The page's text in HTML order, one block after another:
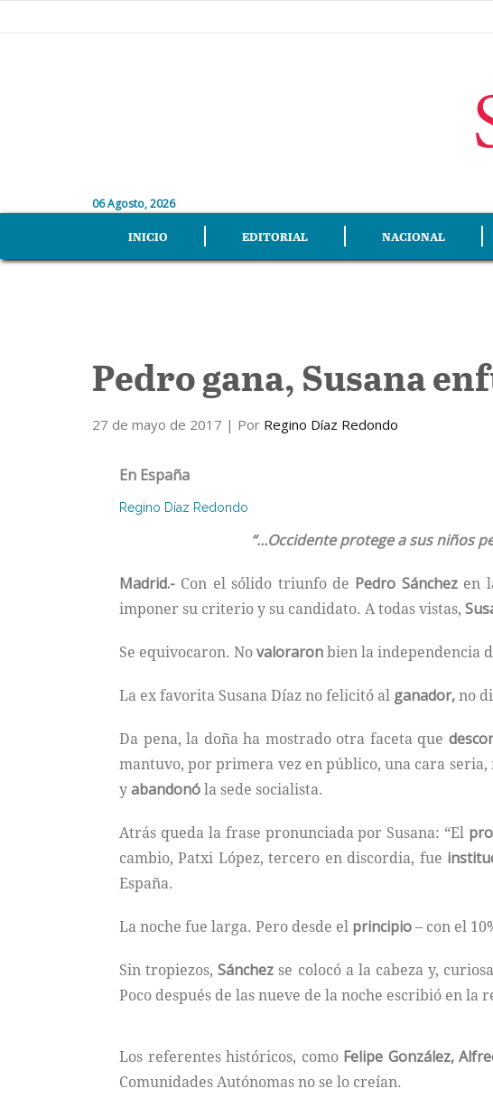
06 Agosto, 2026
INICIO EDITORIAL NACIONAL
Pedro gana, Susana
27 de mayo de 2017 | Por Regino Díaz Redondo
En España
Regino Díaz Redondo
“…Occidente protege a sus niños
Madrid.- Con el sólido triunfo de Pedro Sánchezen
imponer su criterio y su candidato. A todas vistas,
Se equivocaron. Novaloraronbien la independencia
La ex favorita Susana Díaz no felicitó al ganador,no
Da pena, la doña ha mostrado otra faceta que
mantuvo, por primera vez en público, una cara
yabandonóla sede socialista.
Atrás queda la frase pronunciada por Susana: “El
cambio, Patxi López, tercero en discordia, fue
España.
La noche fue larga. Pero desde el principio– con el
Sin tropiezos,Sánchez se colocó a la cabeza y,
Poco después de las nueve de la noche escribió en la
Los referentes históricos, como Felipe González,
Comunidades Autónomas no se lo creían.